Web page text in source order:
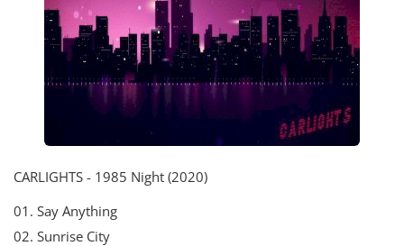
CARLIGHTS - 1985 Night (2020)
01. Say Anything
02. Sunrise City